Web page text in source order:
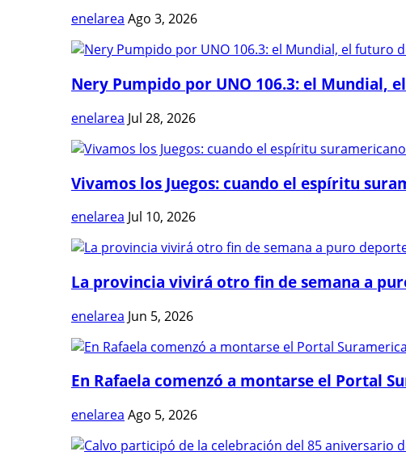
enelarea Ago 3, 2026
Nery Pumpido por UNO 106.3: el Mundial,
enelarea Jul 28, 2026
Vivamos los Juegos: cuando el espíritu
enelarea Jul 10, 2026
La provincia vivirá otro fin de semana a
enelarea Jun 5, 2026
En Rafaela comenzó a montarse el Portal
enelarea Ago 5, 2026